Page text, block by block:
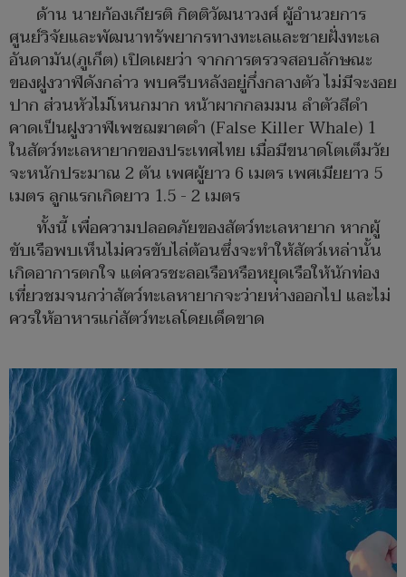
ด้าน นายก้องเกียรติ กิตติวัฒนาวงศ์ ผู้อำนวยการ
ศูนย์วิจัยและพัฒนาทรัพยากรทางทะเลและชายฝั่งทะเล
อันดามัน(ภูเก็ต) เปิดเผยว่า จากการตรวจสอบลักษณะ
ของฝูงวาฬดังกล่าว พบครีบหลังอยู่กึ่งกลางตัว ไม่มีจะงอย
ปาก ส่วนหัวไม่โหนกมาก หน้าผากกลมมน ลำตัวสีดำ
คาดเป็นฝูงวาฬเพชฌฆาตดำ (False Killer Whale) 1
ในสัตว์ทะเลหายากของประเทศไทย เมื่อมีขนาดโตเต็มวัย
จะหนักประมาณ 2 ตัน เพศผู้ยาว 6 เมตร เพศเมียยาว 5
เมตร ลูกแรกเกิดยาว 1.5 - 2 เมตร
ทั้งนี้ เพื่อความปลอดภัยของสัตว์ทะเลหายาก หากผู้
ขับเรือพบเห็นไม่ควรขับไล่ต้อนซึ่งจะทำให้สัตว์เหล่านั้น
เกิดอาการตกใจ แต่ควรชะลอเรือหรือหยุดเรือให้นักท่อง
เที่ยวชมจนกว่าสัตว์ทะเลหายากจะว่ายห่างออกไป และไม่
ควรให้อาหารแก่สัตว์ทะเลโดยเด็ดขาด